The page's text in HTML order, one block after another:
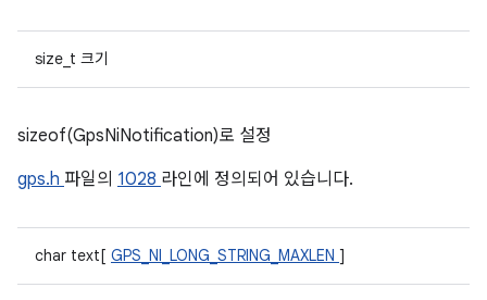
size_t 크기
sizeof(GpsNiNotification)로 설정
gps.h 파일의 1028 라인에 정의되어 있습니다.
char text[ GPS_NI_LONG_STRING_MAXLEN ]